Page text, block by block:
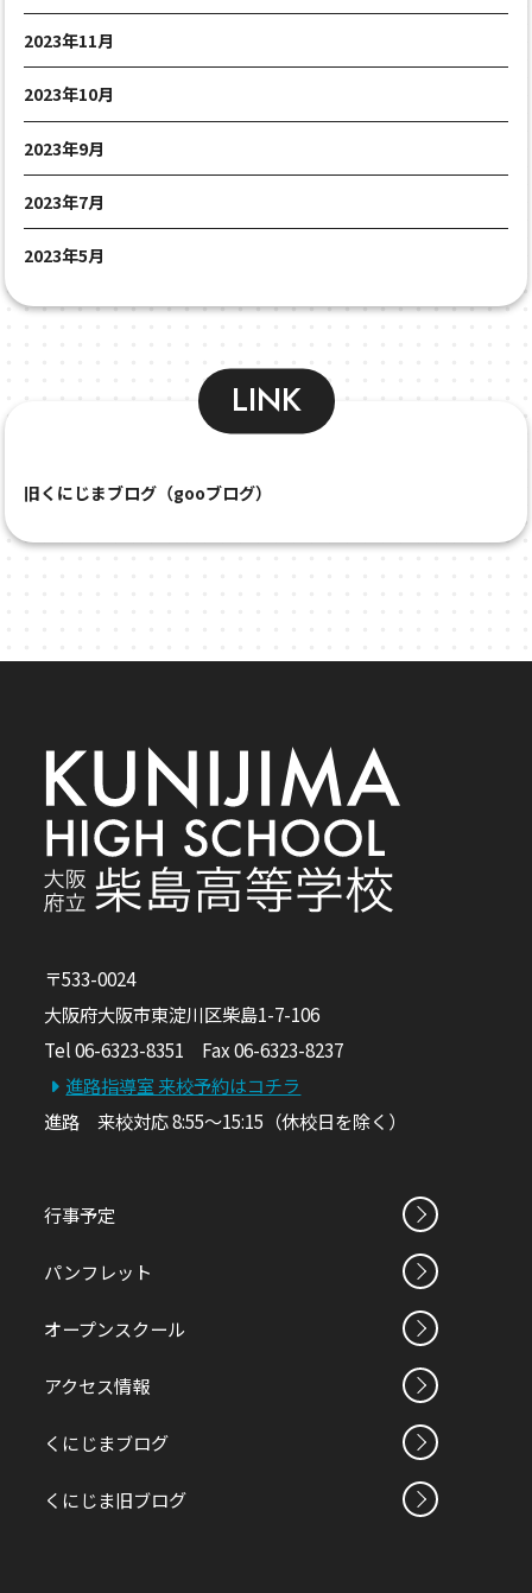
2023年11月
2023年10月
2023年9月
2023年7月
2023年5月
LINK
旧くにじまブログ（gooブログ）
〒533-0024
大阪府大阪市東淀川区柴島1-7-106
Tel 06-6323-8351 Fax 06-6323-8237
進路指導室 来校予約はコチラ
進路 来校対応 8:55～15:15（休校日を除く）
行事予定
パンフレット
オープンスクール
アクセス情報
くにじまブログ
くにじま旧ブログ